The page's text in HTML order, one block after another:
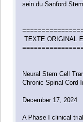
sein du Sanford
TEXTE ORIGINAL
Neural Stem Cell
Chronic Spinal Cord
December 17, 2024
A Phase I clinical